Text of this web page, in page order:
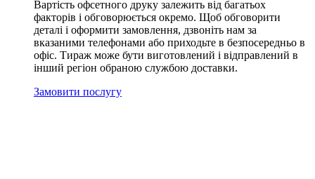
Вартість офсетного друку залежить від багатьох
факторів і обговорюється окремо. Щоб обговорити
деталі і оформити замовлення, дзвоніть нам за
вказаними телефонами або приходьте в безпосередньо в
офіс. Тираж може бути виготовлений і відправлений в
інший регіон обраною службою доставки.
Замовити послугу